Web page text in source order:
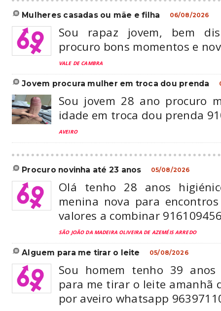
mulheres casadas ou mãe e filha 06/08/2026
Sou rapaz jovem, bem
procuro bons momentos e
VALE DE CAMBRA
jovem procura mulher em troca dou prenda
Sou jovem 28 ano procuro
idade em troca dou prenda
AVEIRO
procuro novinha até 23 anos 05/08/2026
Olá tenho 28 anos
menina nova para
valores a combinar
SÃO JOÃO DA MADEIRA OLIVEIRA DE AZEMÉIS ARREDO
alguem para me tirar o leite 05/08/2026
Sou homem tenho 39
para me tirar o leite amanhã
por aveiro whatsapp